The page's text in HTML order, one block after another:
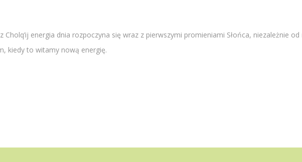
Cholq’ij energia dnia rozpoczyna się wraz z pierwszymi promieniami Słońca, niezależnie
kiedy to witamy nową energię.